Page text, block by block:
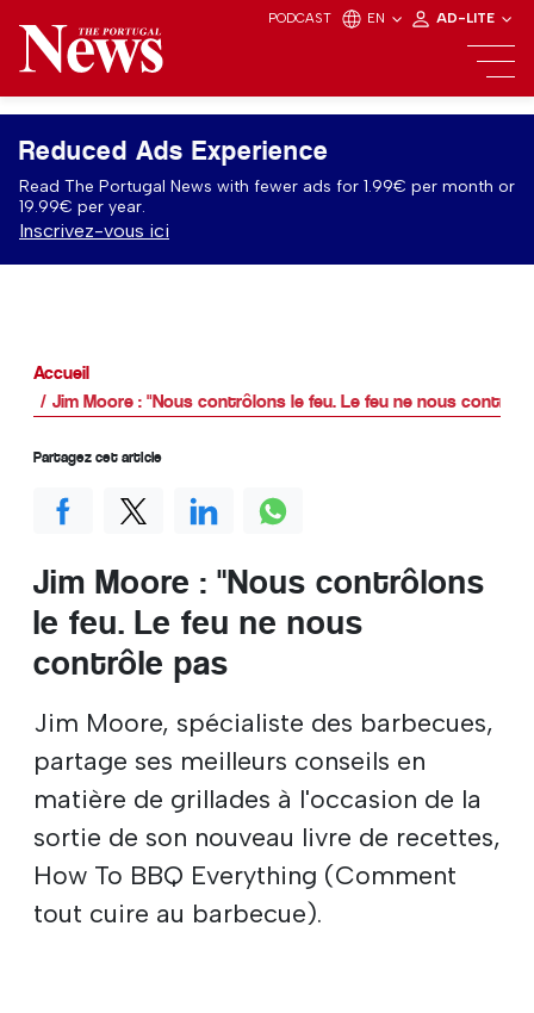
PODCAST EN AD-LITE
Reduced Ads Experience
Read The Portugal News with fewer ads for 1.99€ per month or
19.99€ per year.
Inscrivez-vous ici
Accueil
Jim Moore : "Nous contrôlons le feu. Le feu ne nous contrôle
Jim Moore : "Nous contrôlons
le feu. Le feu ne nous
contrôle pas
Jim Moore, spécialiste des barbecues,
partage ses meilleurs conseils en
matière de grillades à l'occasion de la
sortie de son nouveau livre de recettes,
How To BBQ Everything (Comment
tout cuire au barbecue).
Partagez cet article